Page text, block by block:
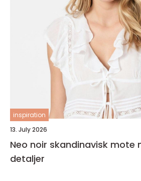
inspiration
13. July 2026
Neo noir skandinavisk mote med feminine
detaljer